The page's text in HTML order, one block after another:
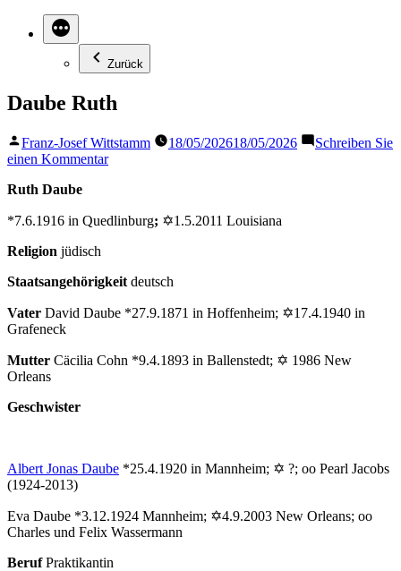
Zurück
Daube Ruth
Veröffentlicht
von
Franz-Josef Wittstamm 18/05/202618/05/2026
Schreiben Sie
einen Kommentarzu
Ruth Daube
*7.6.1916 in Quedlinburg; ✡1.5.2011 Louisiana
Religion jüdisch
Staatsangehörigkeit deutsch
Vater David Daube *27.9.1871 in Hoffenheim; ✡17.4.1940 in
Grafeneck
Mutter Cäcilia Cohn *9.4.1893 in Ballenstedt; ✡ 1986 New
Orleans
Geschwister
Albert Jonas Daube *25.4.1920 in Mannheim; ✡ ?; oo Pearl Jacobs
(1924-2013)
Eva Daube *3.12.1924 Mannheim; ✡4.9.2003 New Orleans; oo
Charles und Felix Wassermann
BerufPraktikantin